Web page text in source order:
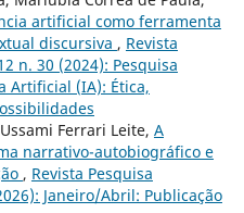
artificial como ferramenta
discursiva , Revista
n. 30 (2024): Pesquisa
Artificial (IA): Ética,
Ferrari Leite, A
narrativo-autobiográfico e
, Revista Pesquisa
Janeiro/Abril: Publicação